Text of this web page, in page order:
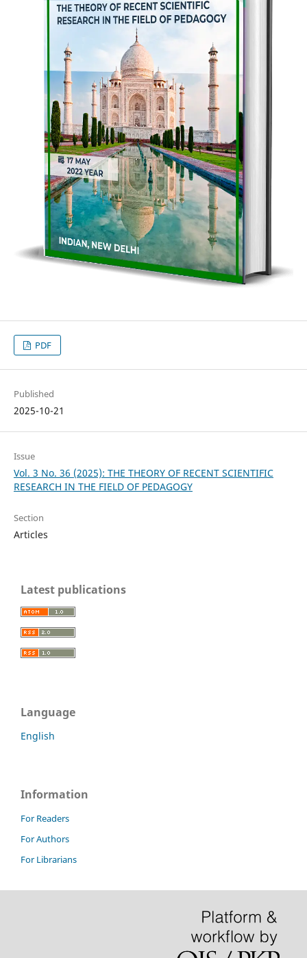
PDF
Published
2025-10-21
Issue
Vol. 3 No. 36 (2025): THE THEORY OF RECENT SCIENTIFIC
RESEARCH IN THE FIELD OF PEDAGOGY
Section
Articles
Latest publications
Language
English
Information
For Readers
For Authors
For Librarians